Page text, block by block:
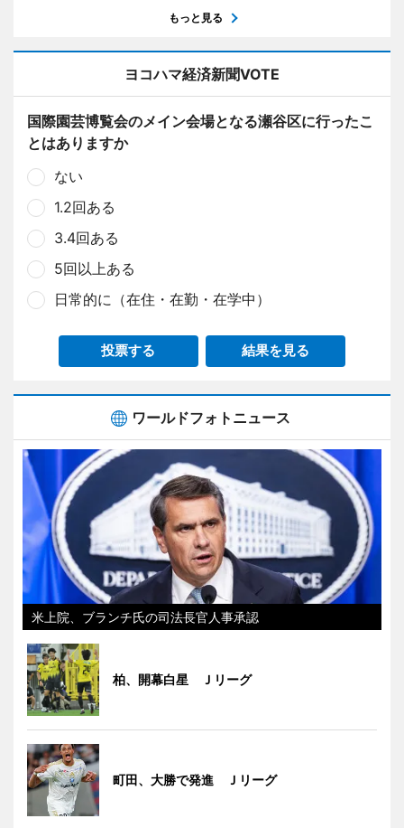
もっと見る
ヨコハマ経済新聞VOTE
国際園芸博覧会のメイン会場となる瀬谷区に行ったこ
とはありますか
ない
1.2回ある
3.4回ある
5回以上ある
日常的に（在住・在勤・在学中）
投票する 結果を見る
ワールドフォトニュース
米上院、ブランチ氏の司法長官人事承認
柏、開幕白星 Ｊリーグ
町田、大勝で発進 Ｊリーグ